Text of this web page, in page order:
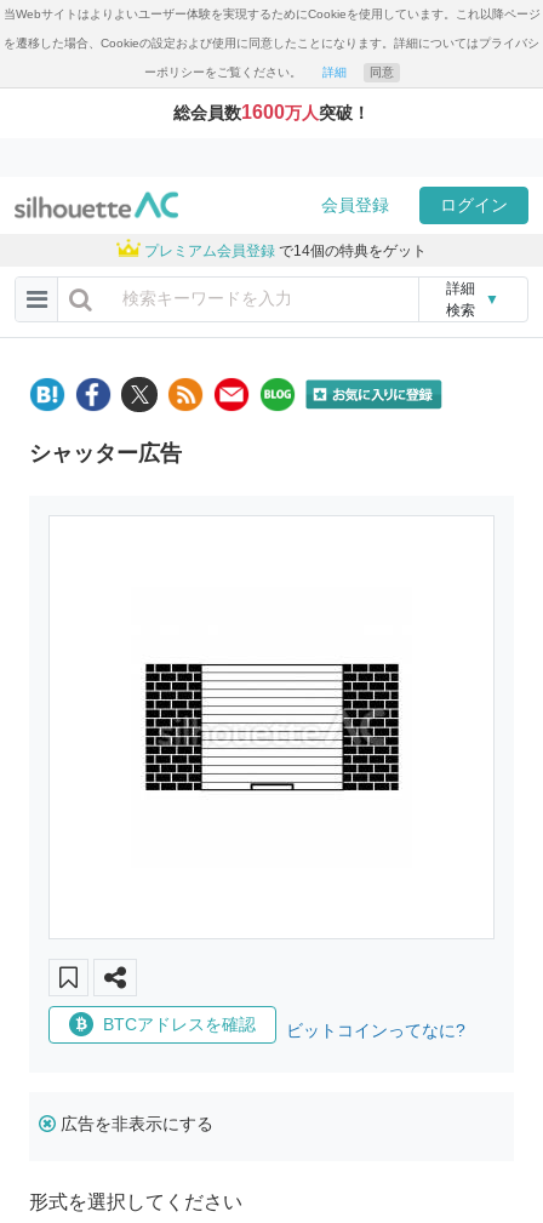
当Webサイトはよりよいユーザー体験を実現するためにCookieを使用しています。これ以降ページ
を遷移した場合、Cookieの設定および使用に同意したことになります。詳細についてはプライバシ
ーポリシーをご覧ください。 詳細 同意
総会員数1600万人突破！
会員登録 ログイン
プレミアム会員登録 で14個の特典をゲット
詳細
検索
▼
シャッター広告
BTCアドレスを確認 ビットコインってなに?
広告を非表示にする
形式を選択してください